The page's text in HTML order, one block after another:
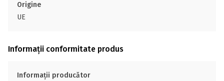
Origine
UE
Informații conformitate produs
Informații producător